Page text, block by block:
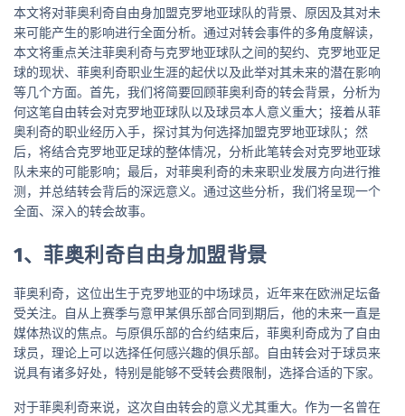
本文将对菲奥利奇自由身加盟克罗地亚球队的背景、原因及其对未
来可能产生的影响进行全面分析。通过对转会事件的多角度解读，
本文将重点关注菲奥利奇与克罗地亚球队之间的契约、克罗地亚足
球的现状、菲奥利奇职业生涯的起伏以及此举对其未来的潜在影响
等几个方面。首先，我们将简要回顾菲奥利奇的转会背景，分析为
何这笔自由转会对克罗地亚球队以及球员本人意义重大；接着从菲
奥利奇的职业经历入手，探讨其为何选择加盟克罗地亚球队；然
后，将结合克罗地亚足球的整体情况，分析此笔转会对克罗地亚球
队未来的可能影响；最后，对菲奥利奇的未来职业发展方向进行推
测，并总结转会背后的深远意义。通过这些分析，我们将呈现一个
全面、深入的转会故事。
1、菲奥利奇自由身加盟背景
菲奥利奇，这位出生于克罗地亚的中场球员，近年来在欧洲足坛备
受关注。自从上赛季与意甲某俱乐部合同到期后，他的未来一直是
媒体热议的焦点。与原俱乐部的合约结束后，菲奥利奇成为了自由
球员，理论上可以选择任何感兴趣的俱乐部。自由转会对于球员来
说具有诸多好处，特别是能够不受转会费限制，选择合适的下家。
对于菲奥利奇来说，这次自由转会的意义尤其重大。作为一名曾在